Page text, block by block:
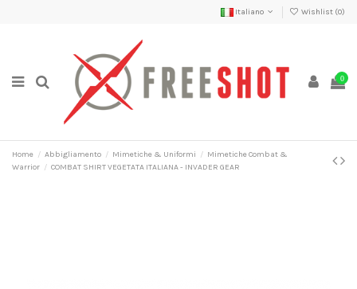
Italiano Wishlist (0)
0
Home Abbigliamento Mimetiche & Uniformi
Mimetiche Combat &
Warrior
COMBAT SHIRT VEGETATA ITALIANA - INVADER GEAR